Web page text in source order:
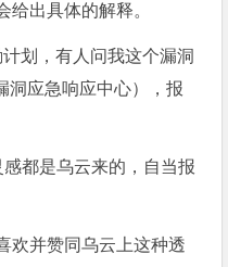
给出具体的解释。
划，有人问我这个漏洞
洞应急响应中心），报
都是乌云来的，自当报
欢并赞同乌云上这种透